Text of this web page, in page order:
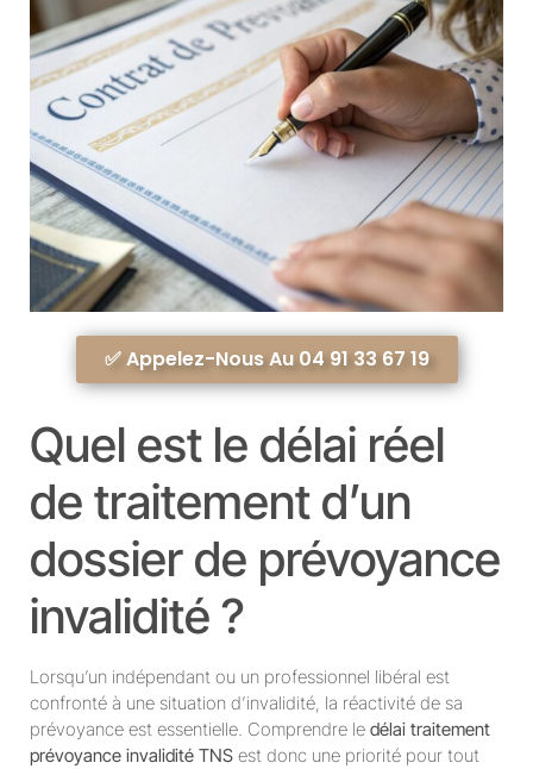
✅ Appelez-Nous Au 04 91 33 67 19
Quel est le délai réel
de traitement d’un
dossier de prévoyance
invalidité ?
Lorsqu’un indépendant ou un professionnel libéral est
confronté à une situation d’invalidité, la réactivité de sa
prévoyance est essentielle. Comprendre le délai traitement
prévoyance invalidité TNS est donc une priorité pour tout